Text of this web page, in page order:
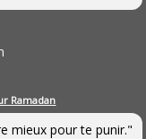
Ramadan
mieux pour te punir."